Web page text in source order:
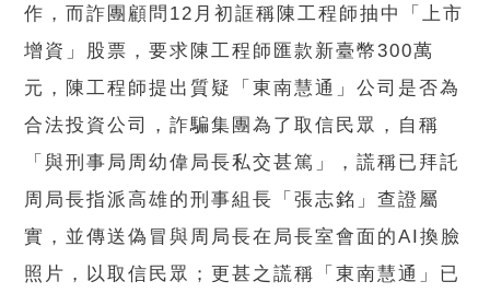
作，而詐團顧問12月初誆稱陳工程師抽中「上市
增資」股票，要求陳工程師匯款新臺幣300萬
元，陳工程師提出質疑「東南慧通」公司是否為
合法投資公司，詐騙集團為了取信民眾，自稱
「與刑事局周幼偉局長私交甚篤」，謊稱已拜託
周局長指派高雄的刑事組長「張志銘」查證屬
實，並傳送偽冒與周局長在局長室會面的AI換臉
照片，以取信民眾；更甚之謊稱「東南慧通」已